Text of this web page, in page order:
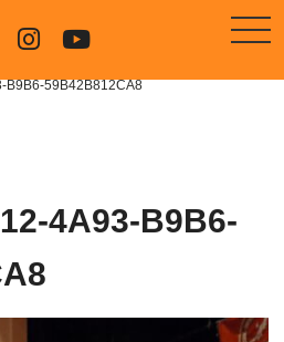
B9B6-59B42B812CA8
4A93-B9B6-